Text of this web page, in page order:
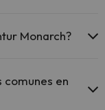
Monarch?
comunes en